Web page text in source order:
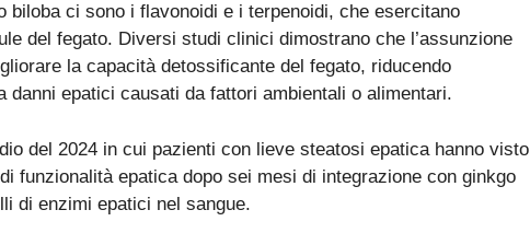
biloba ci sono i flavonoidi e i terpenoidi, che esercitano
del fegato. Diversi studi clinici dimostrano che l’assunzione
la capacità detossificante del fegato, riducendo
danni epatici causati da fattori ambientali o alimentari.
del 2024 in cui pazienti con lieve steatosi epatica hanno visto
funzionalità epatica dopo sei mesi di integrazione con ginkgo
di enzimi epatici nel sangue.